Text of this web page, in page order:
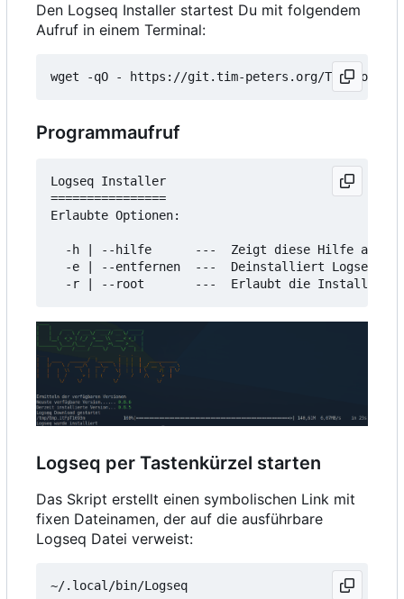
Den Logseq Installer startest Du mit folgendem
Aufruf in einem Terminal:
wget -qO - https://git.tim-peters.org/Tim/
Programmaufruf
Logseq Installer
================
Erlaubte Optionen:
  -h | --hilfe      ---  Zeigt diese Hilfe an
  -e | --entfernen  ---  Deinstalliert Logseq
Logseq per Tastenkürzel starten
Das Skript erstellt einen symbolischen Link mit
fixen Dateinamen, der auf die ausführbare
Logseq Datei verweist: